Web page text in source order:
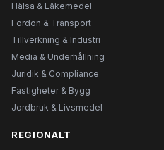
Hälsa & Läkemedel
Fordon & Transport
Tillverkning & Industri
Media & Underhållning
Juridik & Compliance
Fastigheter & Bygg
Jordbruk & Livsmedel
REGIONALT